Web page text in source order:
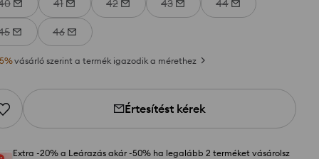
41 42 43 44
46
%vásárló szerint a termék igazodik a mérethez
Értesítést kérek
Extra -20% a Leárazás akár -50% ha legalább 2 terméket vásárolsz